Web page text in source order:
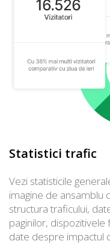
Statistici trafic
Vezi statisticile
imagine de ansamblu
structura traficului,
paginilor,
date despre impactul